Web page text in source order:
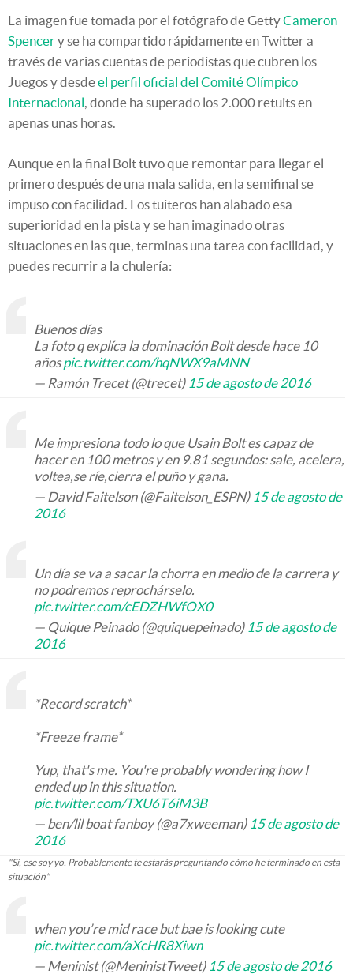
La imagen fue tomada por el fotógrafo de GettyCameron
Spencery se ha compartido rápidamente en Twitter a
través de varias cuentas de periodistas que cubren los
Juegos y desdeel perfil oficial del Comité Olímpico
Internacional, donde ha superado los 2.000 retuits en
apenas unas horas.
Aunque en la final Bolt tuvo que remontar para llegar el
primero después de una mala salida, en la semifinal se
impuso con facilidad. Los tuiteros han alabado esa
superioridad en la pista y se han imaginado otras
situaciones en las que, terminas una tarea con facilidad, y
puedes recurrir a la chulería:
Buenos días
La foto q explíca la dominación Bolt desde hace 10
añospic.twitter.com/hqNWX9aMNN
— Ramón Trecet (@trecet) 15 de agosto de 2016
Me impresiona todo lo que Usain Bolt es capaz de
hacer en 100 metros y en 9.81 segundos: sale, acelera,
voltea,se ríe,cierra el puño y gana.
— David Faitelson (@Faitelson_ESPN) 15 de agosto de
2016
Un día se va a sacar la chorra en medio de la carrera y
no podremos reprochárselo.
pic.twitter.com/cEDZHWfOX0
— Quique Peinado (@quiquepeinado) 15 de agosto de
2016
*Record scratch*
*Freeze frame*
Yup, that's me. You're probably wondering how I
ended up in this situation.
pic.twitter.com/TXU6T6iM3B
— ben/lil boat fanboy (@a7xweeman) 15 de agosto de
2016
"Sí, ese soy yo. Probablemente te estarás preguntando cómo he terminado en esta
situación"
when you’re mid race but bae is looking cute
pic.twitter.com/aXcHR8Xiwn
— Meninist (@MeninistTweet) 15 de agosto de 2016